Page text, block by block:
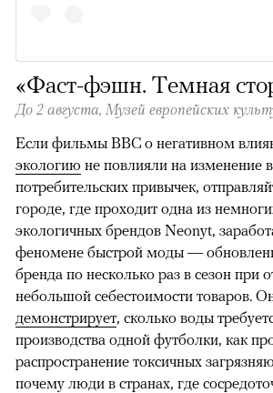
«Фаст-фэшн. Темная
До 2 августа, Музей европейских
Если фильмы BBC о негативном
экологию не повлияли на изменение
потребительских привычек,
городе, где проходит одна из
экологичных брендов Neonyt,
феномене быстрой моды —
бренда по несколько раз в сезон при
небольшой себестоимости товаров.
демонстрирует, сколько воды
производства одной футболки, как
распространение токсичных
почему люди в странах, где